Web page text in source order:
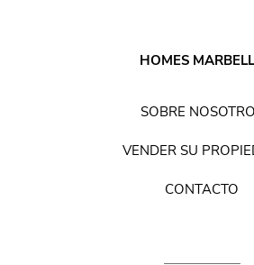
HOMES
SOBRE
VENDER SU
CONTACTO